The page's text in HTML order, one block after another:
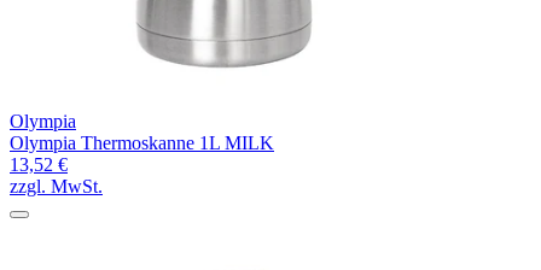
Olympia
Olympia Thermoskanne 1L MILK
13,52 €
zzgl. MwSt.